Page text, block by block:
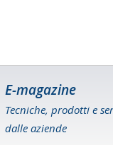
E-magazine
Tecniche, prodotti e
dalle aziende